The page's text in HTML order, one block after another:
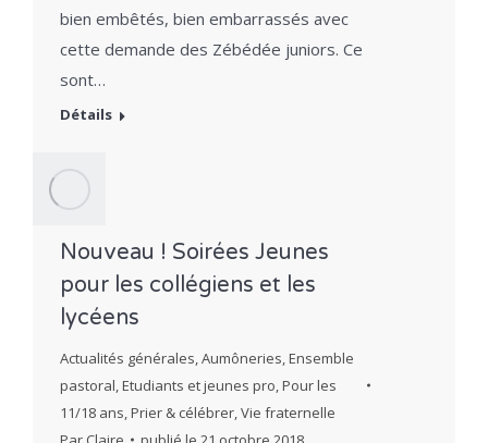
bien embêtés, bien embarrassés avec
cette demande des Zébédée juniors. Ce
sont…
Détails
Nouveau ! Soirées Jeunes
pour les collégiens et les
lycéens
Actualités générales,Aumôneries,Ensemble
pastoral,Etudiants et jeunes pro,Pour les
11/18 ans,Prier & célébrer,Vie fraternelle